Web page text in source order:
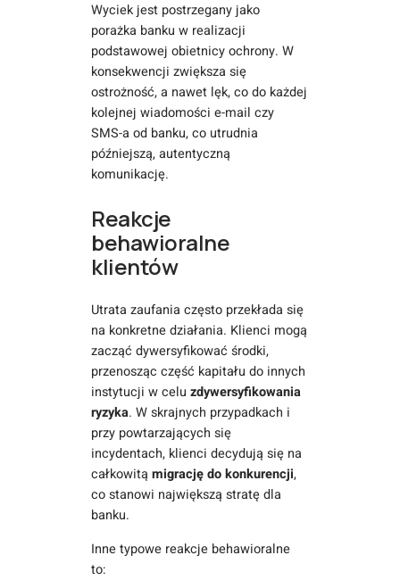
Wyciek jest postrzegany jako
porażka banku w realizacji
podstawowej obietnicy ochrony. W
konsekwencji zwiększa się
ostrożność, a nawet lęk, co do każdej
kolejnej wiadomości e-mail czy
SMS-a od banku, co utrudnia
późniejszą, autentyczną
komunikację.
Reakcje
behawioralne
klientów
Utrata zaufania często przekłada się
na konkretne działania. Klienci mogą
zacząć dywersyfikować środki,
przenosząc część kapitału do innych
instytucji w celuzdywersyfikowania
ryzyka. W skrajnych przypadkach i
przy powtarzających się
incydentach, klienci decydują się na
całkowitąmigrację do konkurencji,
co stanowi największą stratę dla
banku.
Inne typowe reakcje behawioralne
to: